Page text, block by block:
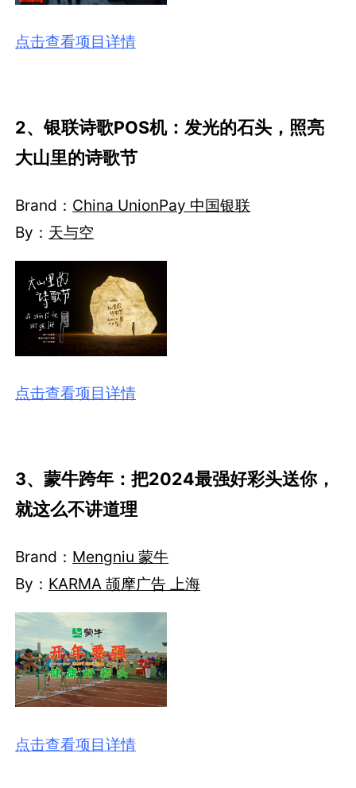
点击查看项目详情
2、银联诗歌POS机：发光的石头，照亮
大山里的诗歌节
Brand： China UnionPay 中国银联
By： 天与空
点击查看项目详情
3、蒙牛跨年：把2024最强好彩头送你，
就这么不讲道理
Brand： Mengniu 蒙牛
By： KARMA 颉摩广告 上海
点击查看项目详情